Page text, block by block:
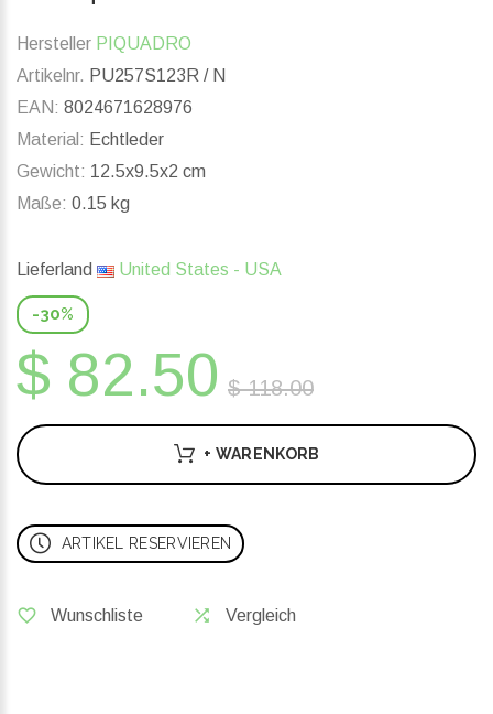
Hersteller PIQUADRO
Artikelnr. PU257S123R / N
EAN: 8024671628976
Material: Echtleder
Gewicht: 12.5x9.5x2 cm
Maße: 0.15 kg
Lieferland United States - USA
-30%
$ 82.50 $ 118.00
+ WARENKORB
ARTIKEL RESERVIEREN
Wunschliste Vergleich